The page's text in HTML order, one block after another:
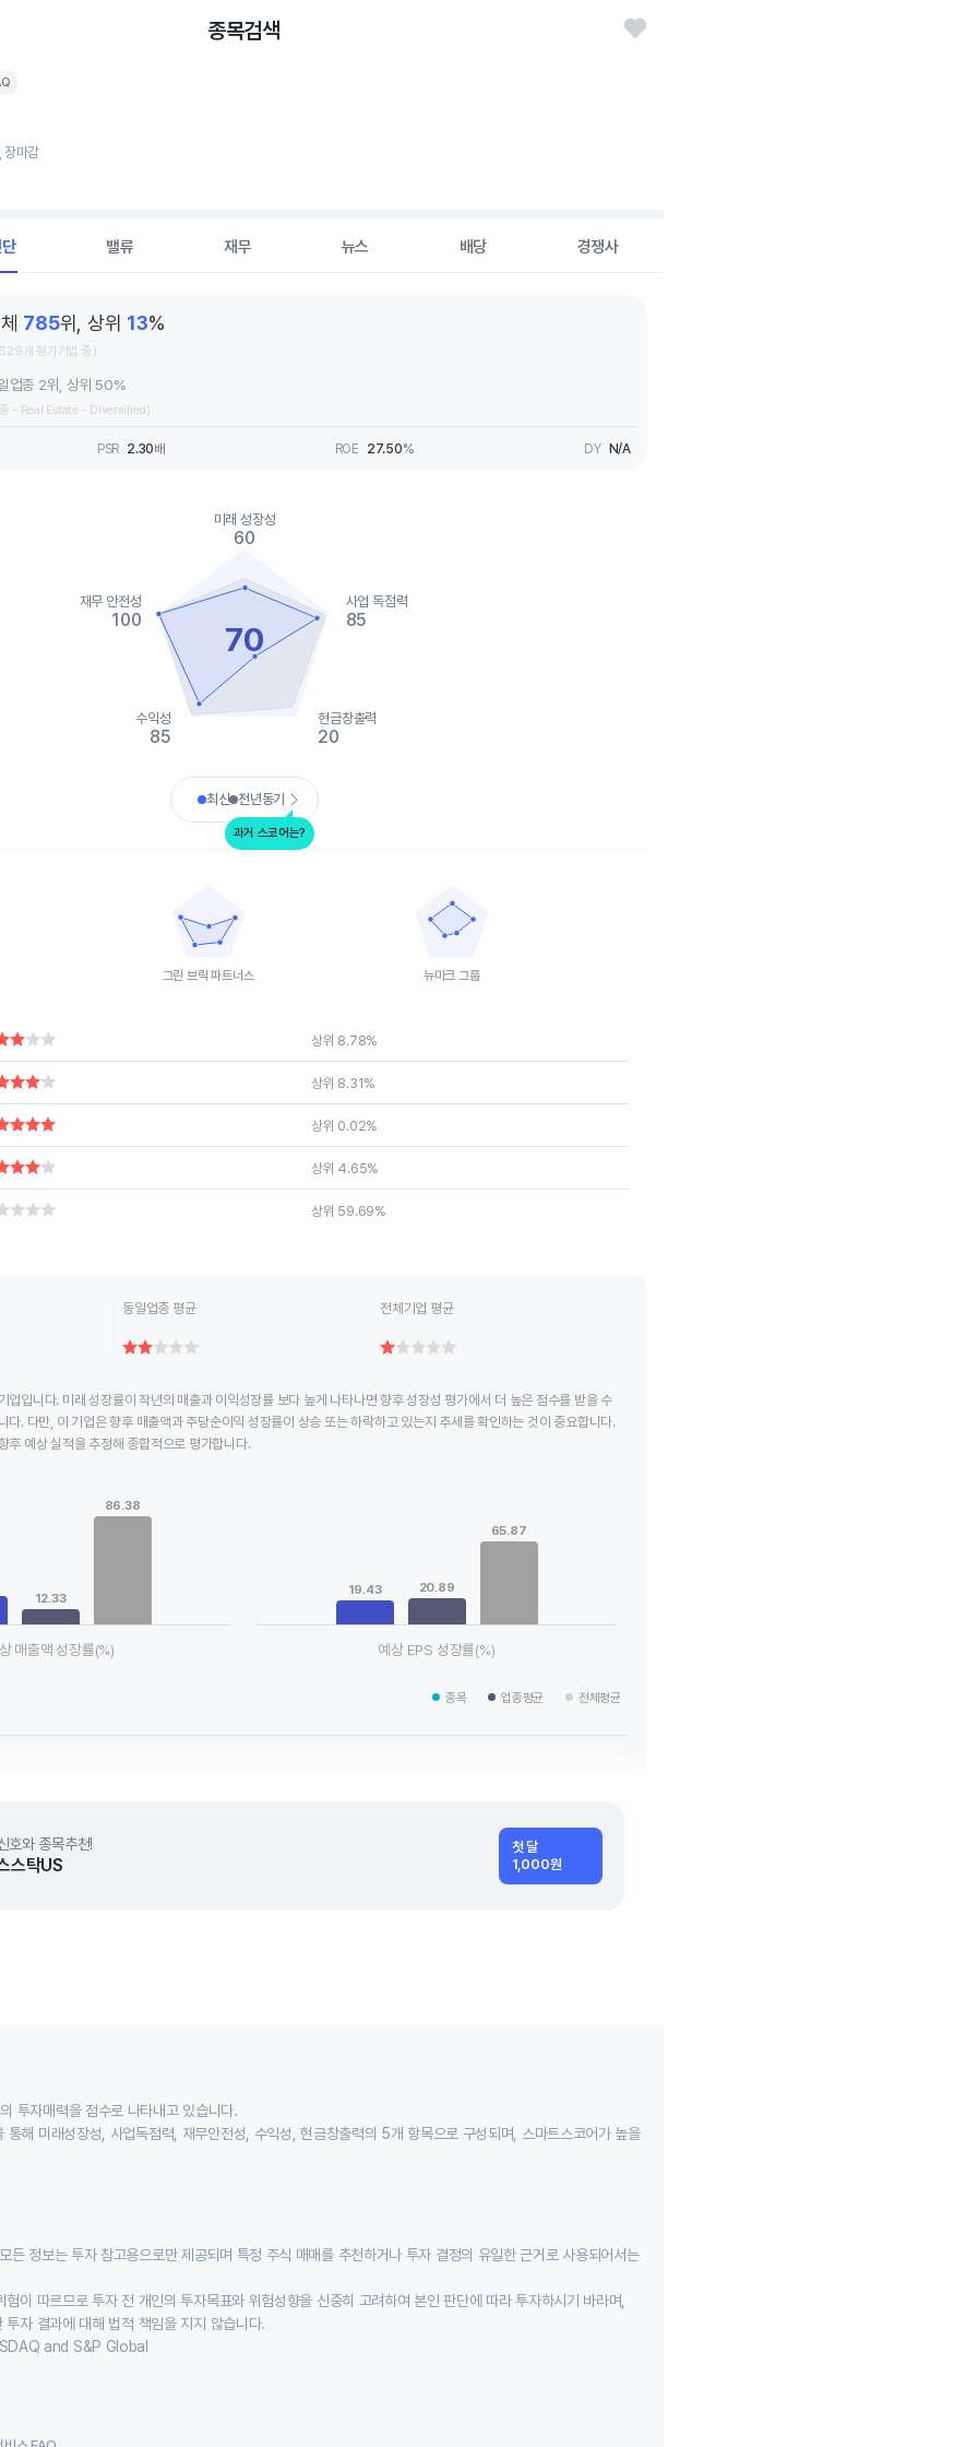
종목검색
마감
밸류 재무 뉴스 배당 경쟁사
785위, 상위 13%
개 평가기업 중)
업종 2위, 상위 50%
- Real Estate - Diversified)
PSR 2.30배 ROE 27.50% DY N/A
70
미래 성장성
60
사업 독점력
85
현금창출력
20
수익성
85
재무 안전성
100
최신 전년동기
과거 스코어는?
1 Y axis displaying values. Data ranges from 30 to 85.
The chart has 1 X axis displaying categories.
The chart has 1 Y axis displaying values. Data ranges from 0 to 90.
그린 브릭 파트너스
The chart has 1 X axis displaying categories.
The chart has 1 Y axis displaying values. Data ranges from 25 to 70.
뉴마크 그룹
상위 8.78%
상위 8.31%
상위 0.02%
상위 4.65%
상위 59.69%
동일업종 평균 전체기업 평균
업입니다. 미래 성장률이 작년의 매출과 이익성장률 보다 높게 나타나면 향후 성장성 평가에서 더 높은 점수를 받을 수
다. 다만, 이 기업은 향후 매출액과 주당순이익 성장률이 상승 또는 하락하고 있는지 추세를 확인하는 것이 중요합니다.
후 예상 실적을 추정해 종합적으로 평가합니다.
12.33
86.38
매출액 성장률(%)
The chart has 1 X axis displaying categories.
19.43 20.89
65.87
예상 EPS 성장률(%)
종목 업종평균 전체평균
호와 종목추천!
스탁US
첫 달
1,000원
투자매력을 점수로 나타내고 있습니다.
통해 미래성장성, 사업독점력, 재무안전성, 수익성, 현금창출력의 5개 항목으로 구성되며, 스마트스코어가 높을
든 정보는 투자 참고용으로만 제공되며 특정 주식 매매를 추천하거나 투자 결정의 유일한 근거로 사용되어서는
험이 따르므로 투자 전 개인의 투자목표와 위험성향을 신중히 고려하여 본인 판단에 따라 투자하시기 바라며,
투자 결과에 대해 법적 책임을 지지 않습니다.
and S&P Global